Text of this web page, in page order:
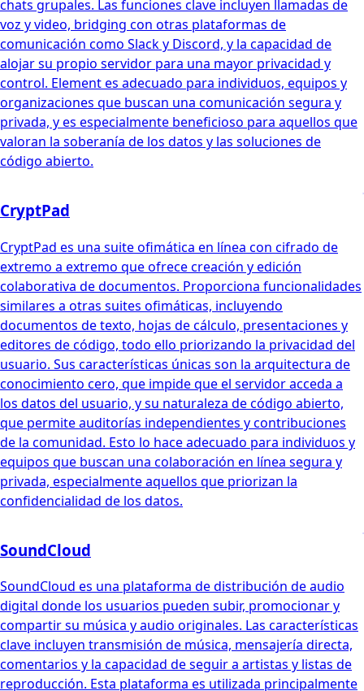
chats grupales. Las funciones clave incluyen llamadas de
voz y video, bridging con otras plataformas de
comunicación como Slack y Discord, y la capacidad de
alojar su propio servidor para una mayor privacidad y
control. Element es adecuado para individuos, equipos y
organizaciones que buscan una comunicación segura y
privada, y es especialmente beneficioso para aquellos que
valoran la soberanía de los datos y las soluciones de
código abierto.
CryptPad
CryptPad es una suite ofimática en línea con cifrado de
extremo a extremo que ofrece creación y edición
colaborativa de documentos. Proporciona funcionalidades
similares a otras suites ofimáticas, incluyendo
documentos de texto, hojas de cálculo, presentaciones y
editores de código, todo ello priorizando la privacidad del
usuario. Sus características únicas son la arquitectura de
conocimiento cero, que impide que el servidor acceda a
los datos del usuario, y su naturaleza de código abierto,
que permite auditorías independientes y contribuciones
de la comunidad. Esto lo hace adecuado para individuos y
equipos que buscan una colaboración en línea segura y
privada, especialmente aquellos que priorizan la
confidencialidad de los datos.
SoundCloud
SoundCloud es una plataforma de distribución de audio
digital donde los usuarios pueden subir, promocionar y
compartir su música y audio originales. Las características
clave incluyen transmisión de música, mensajería directa,
comentarios y la capacidad de seguir a artistas y listas de
reproducción. Esta plataforma es utilizada principalmente